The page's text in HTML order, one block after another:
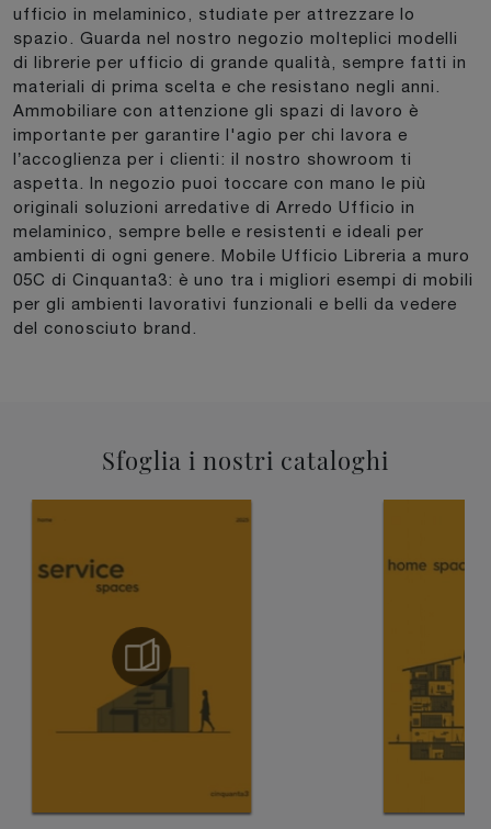
ufficio in melaminico, studiate per attrezzare lo
spazio. Guarda nel nostro negozio molteplici modelli
di librerie per ufficio di grande qualità, sempre fatti in
materiali di prima scelta e che resistano negli anni.
Ammobiliare con attenzione gli spazi di lavoro è
importante per garantire l'agio per chi lavora e
l’accoglienza per i clienti: il nostro showroom ti
aspetta. In negozio puoi toccare con mano le più
originali soluzioni arredative di Arredo Ufficio in
melaminico, sempre belle e resistenti e ideali per
ambienti di ogni genere. Mobile Ufficio Libreria a muro
05C di Cinquanta3: è uno tra i migliori esempi di mobili
per gli ambienti lavorativi funzionali e belli da vedere
del conosciuto brand.
Sfoglia i nostri cataloghi